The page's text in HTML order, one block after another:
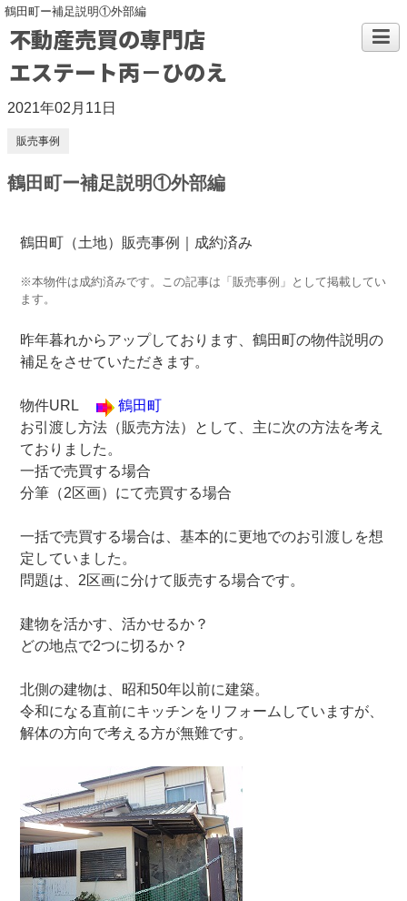
鶴田町ー補足説明①外部編
不動産売買の専門店
エステート丙－ひのえ
2021年02月11日
販売事例
鶴田町ー補足説明①外部編
鶴田町（土地）販売事例｜成約済み
※本物件は成約済みです。この記事は「販売事例」として掲載してい
ます。
昨年暮れからアップしております、鶴田町の物件説明の
補足をさせていただきます。
物件URL
鶴田町
お引渡し方法（販売方法）として、主に次の方法を考え
ておりました。
一括で売買する場合
分筆（2区画）にて売買する場合
一括で売買する場合は、基本的に更地でのお引渡しを想
定していました。
問題は、2区画に分けて販売する場合です。
建物を活かす、活かせるか？
どの地点で2つに切るか？
北側の建物は、昭和50年以前に建築。
令和になる直前にキッチンをリフォームしていますが、
解体の方向で考える方が無難です。